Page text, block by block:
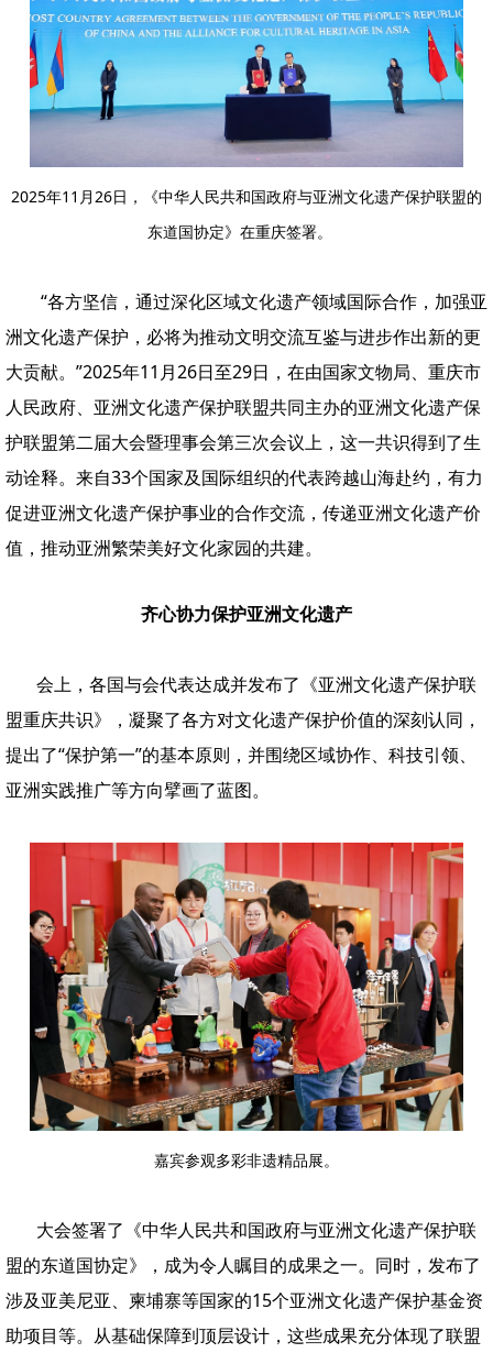
2025年11月26日，《中华人民共和国政府与亚洲文化遗产保护联盟的
东道国协定》在重庆签署。
“各方坚信，通过深化区域文化遗产领域国际合作，加强亚
洲文化遗产保护，必将为推动文明交流互鉴与进步作出新的更
大贡献。”2025年11月26日至29日，在由国家文物局、重庆市
人民政府、亚洲文化遗产保护联盟共同主办的亚洲文化遗产保
护联盟第二届大会暨理事会第三次会议上，这一共识得到了生
动诠释。来自33个国家及国际组织的代表跨越山海赴约，有力
促进亚洲文化遗产保护事业的合作交流，传递亚洲文化遗产价
值，推动亚洲繁荣美好文化家园的共建。
齐心协力保护亚洲文化遗产
会上，各国与会代表达成并发布了《亚洲文化遗产保护联
盟重庆共识》，凝聚了各方对文化遗产保护价值的深刻认同，
提出了“保护第一”的基本原则，并围绕区域协作、科技引领、
亚洲实践推广等方向擘画了蓝图。
嘉宾参观多彩非遗精品展。
大会签署了《中华人民共和国政府与亚洲文化遗产保护联
盟的东道国协定》，成为令人瞩目的成果之一。同时，发布了
涉及亚美尼亚、柬埔寨等国家的15个亚洲文化遗产保护基金资
助项目等。从基础保障到顶层设计，这些成果充分体现了联盟